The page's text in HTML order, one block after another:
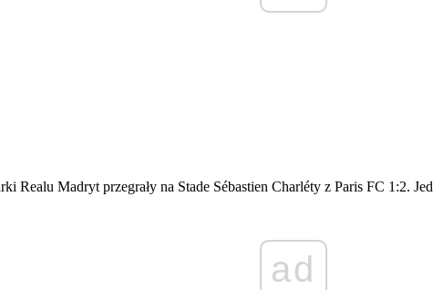
Madryt przegrały na Stade Sébastien Charléty z Paris FC 1:2.
ad